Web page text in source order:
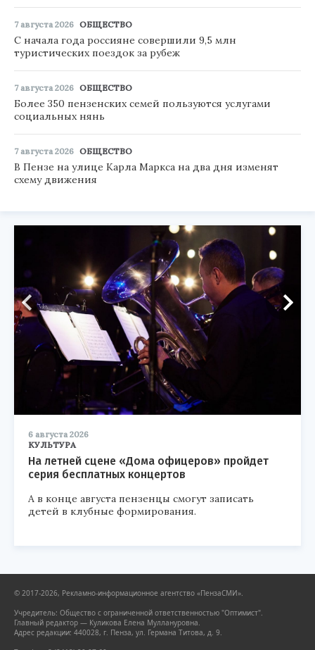
7 августа 2026 ОБЩЕСТВО
С начала года россияне совершили 9,5 млн
туристических поездок за рубеж
7 августа 2026 ОБЩЕСТВО
Более 350 пензенских семей пользуются услугами
социальных нянь
7 августа 2026 ОБЩЕСТВО
В Пензе на улице Карла Маркса на два дня изменят
схему движения
6 августа 2026
КУЛЬТУРА
На летней сцене «Дома офицеров» пройдет
серия бесплатных концертов
А в конце августа пензенцы смогут записать
детей в клубные формирования.
© 2017-2026, Рекламно-информационное агентство «ПензаСМИ».
Учредитель: Общество с ограниченной ответственностью "Оптимист".
Главный редактор — Куликова Елена Муллануровна.
Адрес редакции: 440028, г. Пенза, ул. Германа Титова, д. 9.